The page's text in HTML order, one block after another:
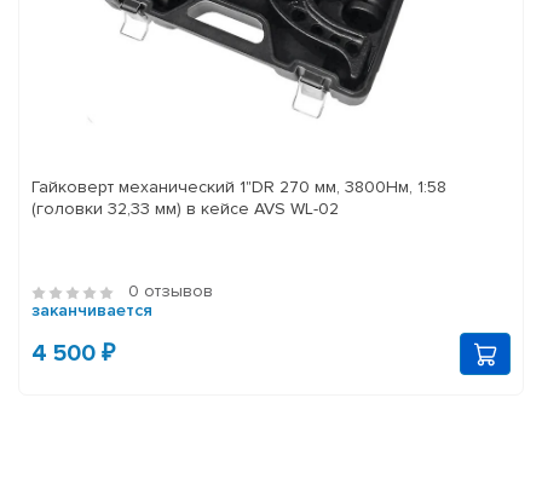
Гайковерт механический 1"DR 270 мм, 3800Нм, 1:58
(головки 32,33 мм) в кейсе AVS WL-02
0 отзывов
заканчивается
4 500 ₽